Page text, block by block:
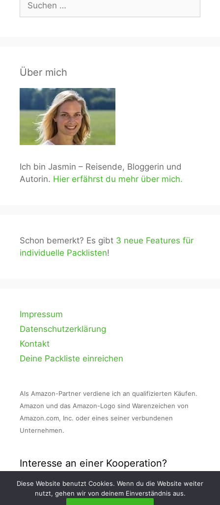
nach:
Über mich
Ich bin Jasmin – Reisende, Bloggerin und
Autorin. Hier erfährst du mehr über mich.
Schon bemerkt? Es gibt 3 neue Features für
individuelle Packlisten!
Impressum
Datenschutzerklärung
Kontakt
Deine Packliste einreichen
Als Amazon-Partner verdiene ich an qualifizierten Käufen.
Amazon und das Amazon-Logo sind Warenzeichen von
Amazon.com, Inc. oder eines seiner verbundenen
Unternehmen.
Interesse an einer Kooperation?
Nimm Kontakt zu mir auf und schreibe mir
Diese Website benutzt Cookies. Wenn du die Website weiter
nutzt, gehen wir von deinem Einverständnis aus.